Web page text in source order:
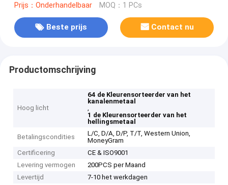
Prijs：Onderhandelbaar MOQ：1 PCs
Beste prijs Contact nu
Productomschrijving
Hoog licht
64 de Kleurensorteerder van het
kanalenmetaal
,
1 de Kleurensorteerder van het
hellingsmetaal
Betalingscondities
L/C, D/A, D/P, T/T, Western Union,
MoneyGram
Certificering
CE & ISO9001
Levering vermogen
200PCS per Maand
Levertijd
7-10 het werkdagen